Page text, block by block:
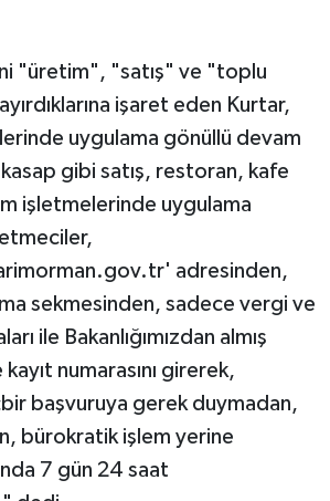
"üretim", "satış" ve "toplu
işaret eden Kurtar,
uygulama gönüllü devam
gibi satış, restoran, kafe
işletmelerinde uygulama
adresinden,
sekmesinden, sadece vergi ve
ile Bakanlığımızdan almış
numarasını girerek,
başvuruya gerek duymadan,
bürokratik işlem yerine
7 gün 24 saat